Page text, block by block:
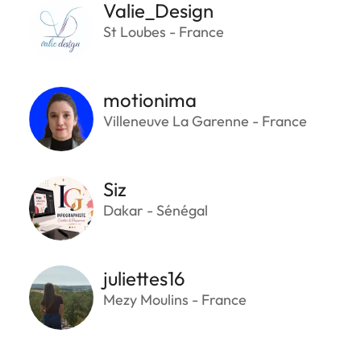
Valie_Design
St Loubes - France
motionima
Villeneuve La Garenne - France
Siz
Dakar - Sénégal
juliettes16
Mezy Moulins - France